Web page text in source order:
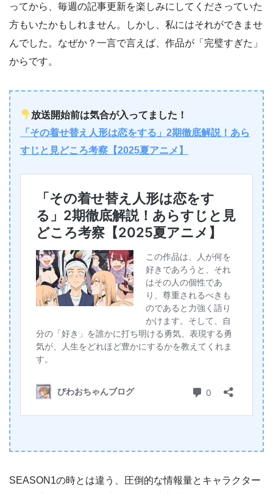
ってから、毎週の記事更新を楽しみにしてくださっていた
方もいたかもしれません。しかし、私にはそれができませ
んでした。なぜか？一言で言えば、作品が「完璧すぎた」
からです。
放送開始前は気合が入ってました！
「その着せ替え人形は恋をする」2期徹底解説！あら
すじと見どころ考察【2025夏アニメ】
SEASON1の時とは違う、圧倒的な情報量とキャラクター